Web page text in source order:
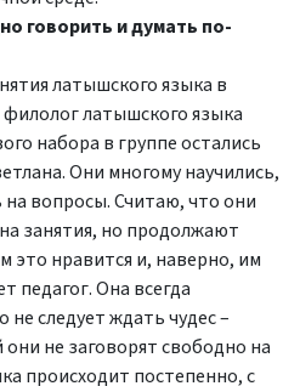
говорить и думать по-
латышского языка в
латышского языка
набора в группе остались
Они многому научились,
вопросы. Считаю, что они
занятия, но продолжают
это нравится и, наверно, им
педагог. Она всегда
следует ждать чудес –
они не заговорят свободно на
происходит постепенно, с